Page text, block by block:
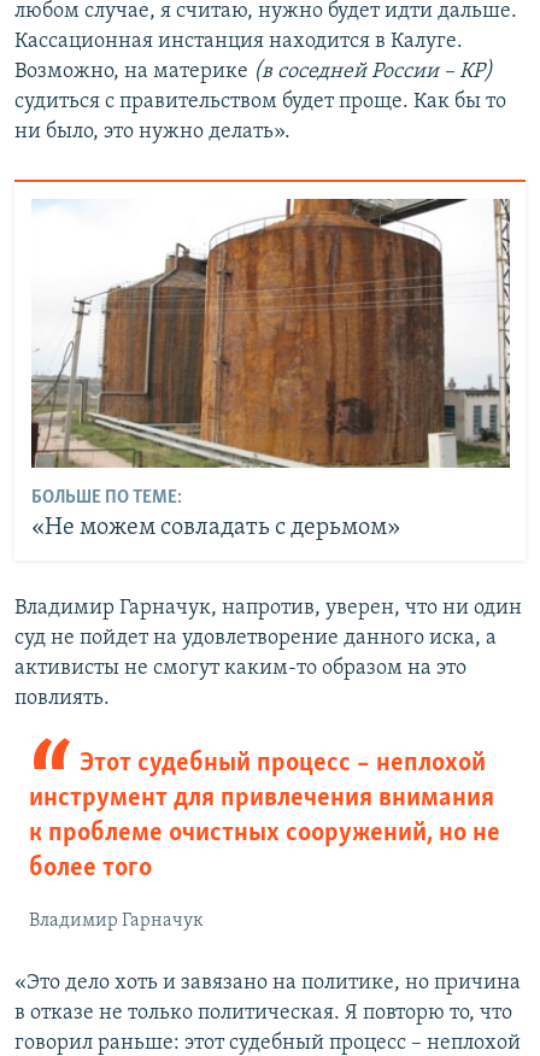
любом случае, я считаю, нужно будет идти дальше.
Кассационная инстанция находится в Калуге.
Возможно, на материке (в соседней России – КР)
судиться с правительством будет проще. Как бы то
ни было, это нужно делать».
БОЛЬШЕ ПО ТЕМЕ:
«Не можем совладать с дерьмом»
Владимир Гарначук, напротив, уверен, что ни один
суд не пойдет на удовлетворение данного иска, а
активисты не смогут каким-то образом на это
повлиять.
Этот судебный процесс – неплохой
инструмент для привлечения внимания
к проблеме очистных сооружений, но не
более того
Владимир Гарначук
«Это дело хоть и завязано на политике, но причина
в отказе не только политическая. Я повторю то, что
говорил раньше: этот судебный процесс – неплохой